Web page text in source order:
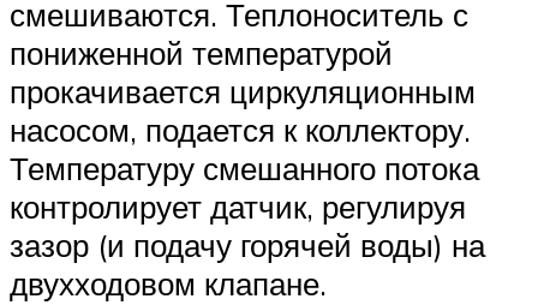
смешиваются. Теплоноситель с
пониженной температурой
прокачивается циркуляционным
насосом, подается к коллектору.
Температуру смешанного потока
контролирует датчик, регулируя
зазор (и подачу горячей воды) на
двухходовом клапане.